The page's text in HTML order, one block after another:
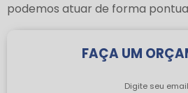
podemos atuar de forma
FAÇA UM
Digite seu email